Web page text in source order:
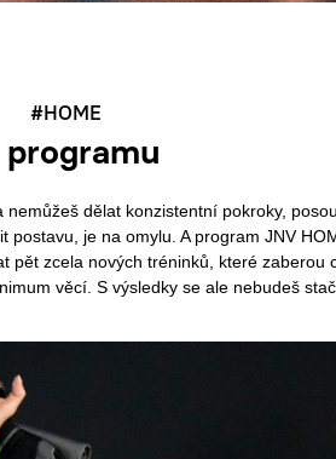
#HOME
programu
dělat konzistentní pokroky,
je na omylu. A program JNV
pět zcela nových tréninků, které zaberou
věcí. S výsledky se ale nebudeš